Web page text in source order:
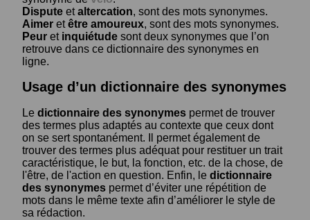
Dispute etaltercation, sont des mots synonymes.
Aimer etêtre amoureux, sont des mots synonymes.
Peur et inquiétude sont deux synonymes que l’on
retrouve dans ce dictionnaire des synonymes en
ligne.
Usage d’un dictionnaire des synonymes
Le dictionnaire des synonymes permet de trouver
des termes plus adaptés au contexte que ceux dont
on se sert spontanément. Il permet également de
trouver des termes plus adéquat pour restituer un trait
caractéristique, le but, la fonction, etc. de la chose, de
l'être, de l'action en question. Enfin, le dictionnaire
des synonymes permet d’éviter une répétition de
mots dans le même texte afin d’améliorer le style de
sa rédaction.